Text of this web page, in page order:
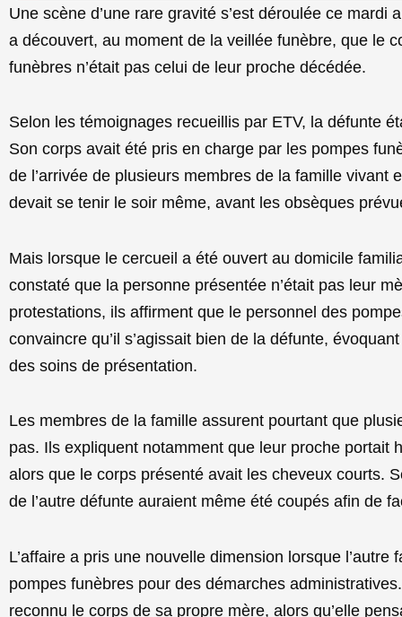
Une scène d’une rare gravité s’est déroulée ce mardi
a découvert, au moment de la veillée funèbre, que le
funèbres n’était pas celui de leur proche décédée.
Selon les témoignages recueillis par ETV, la défunte
Son corps avait été pris en charge par les pompes
de l’arrivée de plusieurs membres de la famille vivant
devait se tenir le soir même, avant les obsèques
Mais lorsque le cercueil a été ouvert au domicile
constaté que la personne présentée n’était pas leur
protestations, ils affirment que le personnel des
convaincre qu’il s’agissait bien de la défunte,
des soins de présentation.
Les membres de la famille assurent pourtant que
pas. Ils expliquent notamment que leur proche portait
alors que le corps présenté avait les cheveux courts.
de l’autre défunte auraient même été coupés afin de
L’affaire a pris une nouvelle dimension lorsque l’autre
pompes funèbres pour des démarches
reconnu le corps de sa propre mère, alors qu’elle